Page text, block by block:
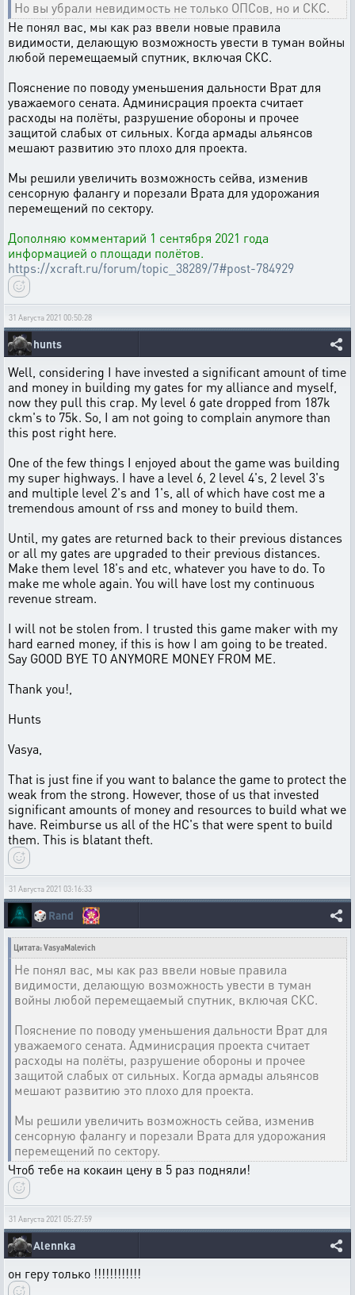
Но вы убрали невидимость не только ОПСов, но и СКС.
Не понял вас, мы как раз ввели новые правила
видимости, делающую возможность увести в туман войны
любой перемещаемый спутник, включая СКС.
Пояснение по поводу уменьшения дальности Врат для
уважаемого сената. Админисрация проекта считает
расходы на полёты, разрушение обороны и прочее
защитой слабых от сильных. Когда армады альянсов
мешают развитию это плохо для проекта.
Мы решили увеличить возможность сейва, изменив
сенсорную фалангу и порезали Врата для удорожания
перемещений по сектору.
Дополняю комментарий 1 сентября 2021 года
информацией о площади полётов.
https://xcraft.ru/forum/topic_38289/7#post-784929
31 Августа 2021 00:50:28
hunts
Well, considering I have invested a significant amount of time
and money in building my gates for my alliance and myself,
now they pull this crap. My level 6 gate dropped from 187k
ckm's to 75k. So, I am not going to complain anymore than
this post right here.
One of the few things I enjoyed about the game was building
my super highways. I have a level 6, 2 level 4's, 2 level 3's
and multiple level 2's and 1's, all of which have cost me a
tremendous amount of rss and money to build them.
Until, my gates are returned back to their previous distances
or all my gates are upgraded to their previous distances.
Make them level 18's and etc, whatever you have to do. To
make me whole again. You will have lost my continuous
revenue stream.
I will not be stolen from. I trusted this game maker with my
hard earned money, if this is how I am going to be treated.
Say GOOD BYE TO ANYMORE MONEY FROM ME.
Thank you!,
Hunts
Vasya,
That is just fine if you want to balance the game to protect the
weak from the strong. However, those of us that invested
significant amounts of money and resources to build what we
have. Reimburse us all of the HC's that were spent to build
them. This is blatant theft.
31 Августа 2021 03:16:33
🎲 Rand
Цитата: VasyaMalevich
Не понял вас, мы как раз ввели новые правила
видимости, делающую возможность увести в туман
войны любой перемещаемый спутник, включая СКС.
Пояснение по поводу уменьшения дальности Врат для
уважаемого сената. Админисрация проекта считает
расходы на полёты, разрушение обороны и прочее
защитой слабых от сильных. Когда армады альянсов
мешают развитию это плохо для проекта.
Мы решили увеличить возможность сейва, изменив
сенсорную фалангу и порезали Врата для удорожания
перемещений по сектору.
Чтоб тебе на кокаин цену в 5 раз подняли!
31 Августа 2021 05:27:59
Alennka
он геру только !!!!!!!!!!!!